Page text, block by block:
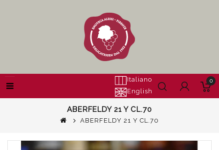
Italiano
English
0
ABERFELDY 21 Y CL.70
ABERFELDY 21 Y CL.70